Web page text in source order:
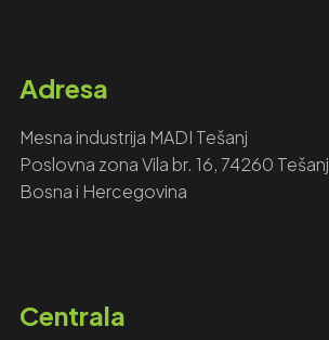
Adresa
Mesna industrija MADI Tešanj
Poslovna zona Vila br. 16, 74260 Tešanj
Bosna i Hercegovina
Centrala